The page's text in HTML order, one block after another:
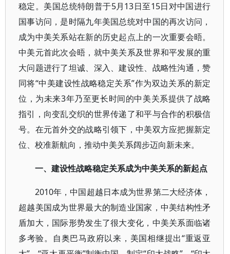
稳定。美国总统特朗普于5月13日至15日对中国进行
国事访问，是时隔九年美国总统对中国的再次访问，
成为中美关系站在新的历史起点上的一次重要会晤。
中美元首此次会晤，就中美关系及世界和平发展的重
大问题进行了坦诚、深入、建设性、战略性沟通，赞
同将“中美建设性战略稳定关系”作为双边关系的新定
位，为未来3年乃至更长时间的中美关系提供了战略
指引，向变乱交织的世界传递了和平与合作的积极信
号。在元首外交的战略引领下，中美双方应把握新定
位、校准新航向，推动中美关系阔步迈向新未来。
一、建设性战略稳定关系成为中美关系的新起点
2010年，中国超越日本成为世界第二大经济体，
超越美国成为世界最大的制造业国家，中美结构性矛
盾加大，国际形势发生了很大变化，中美关系面临诸
多考验。自奥巴马政府以来，美国相继提出“重返亚